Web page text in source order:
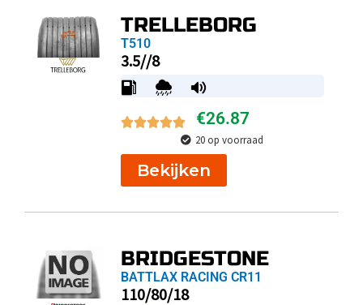
TRELLEBORG
T510
3.5//8
€26.87
20 op voorraad
Bekijken
BRIDGESTONE
BATTLAX RACING CR11
110/80/18